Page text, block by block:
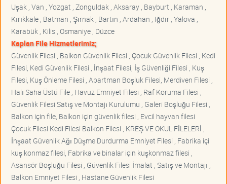
Uşak , Van , Yozgat , Zonguldak , Aksaray , Bayburt , Karaman ,
Kırıkkale , Batman , Şırnak , Bartın , Ardahan , Iğdır , Yalova ,
Karabük , Kilis , Osmaniye , Düzce
Kaplan File Hizmetlerimiz;
Güvenlik Filesi , Balkon Güvenlik Filesi , Çocuk Güvenlik Filesi , Kedi
Filesi, Kedi Güvenlik Filesi , İnşaat Filesi, İş Güvenliği Filesi , Kuş
Filesi, Kuş Önleme Filesi , Apartman Boşluk Filesi, Merdiven Filesi ,
Halı Saha Üstü File , Havuz Emniyet Filesi , Raf Koruma Filesi ,
Güvenlik Filesi Satış ve Montajı Kurulumu , Galeri Boşluğu Filesi ,
Balkon için file, Balkon için güvenlik filesi , Evcil hayvan filesi
Çocuk Filesi Kedi Filesi Balkon Filesi , KREŞ VE OKUL FİLELERİ ,
İnşaat Güvenlik Ağı Düşme Durdurma Emniyet Filesi , Fabrika içi
kuş konmaz filesi, Fabrika ve binalar için kuşkonmaz filesi ,
Asansör Boşluğu Filesi , Güvenlik Filesi İmalat , Satış ve Montajı ,
Balkon Emniyet Filesi , Hastane Güvenlik Filesi